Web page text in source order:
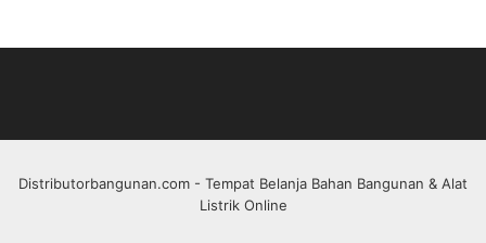
Distributorbangunan.com - Tempat Belanja Bahan Bangunan & Alat
Listrik Online